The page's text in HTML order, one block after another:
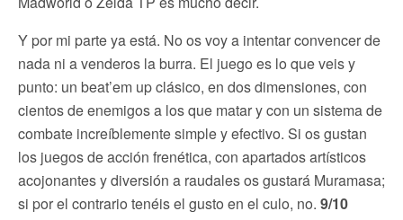
Y por mi parte ya está. No os voy a intentar convencer de
nada ni a venderos la burra. El juego es lo que veis y
punto: un beat’em up clásico, en dos dimensiones, con
cientos de enemigos a los que matar y con un sistema de
combate increíblemente simple y efectivo. Si os gustan
los juegos de acción frenética, con apartados artísticos
acojonantes y diversión a raudales os gustará Muramasa;
si por el contrario tenéis el gusto en el culo, no. 9/10